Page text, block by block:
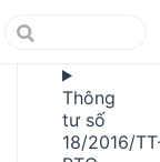
window
Thông
tư số
18/2016/